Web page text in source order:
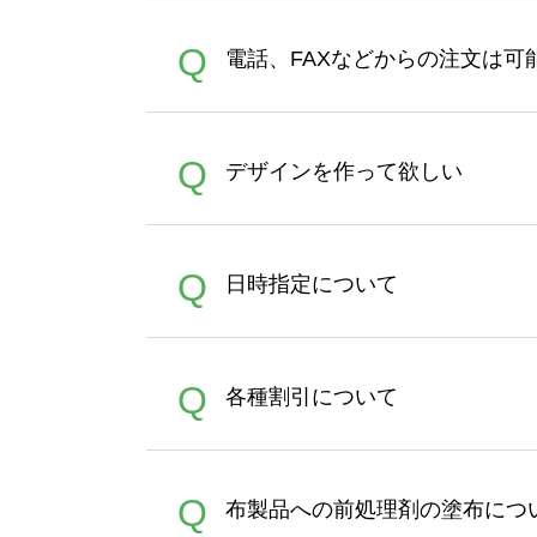
A
ズは、20MBです。デジカメ
Illustratorからの直接入稿には
Q 電話、FAXなどからの注文は可
A
バッグコンシェルやタンブラ
Q デザインを作って欲しい
A
ン作成のお手伝いをすること
合は、デザインツールをご利
Q 日時指定について
A
者にご連絡いただき調整をお
Q 各種割引について
A
ポイントとして付与され、次
Q 布製品への前処理剤の塗布につ